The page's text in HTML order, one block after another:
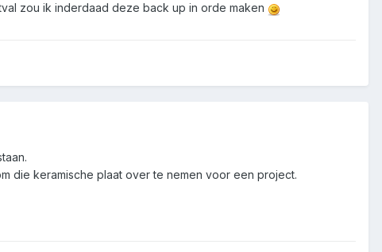
zou ik inderdaad deze back up in orde maken
die keramische plaat over te nemen voor een project.